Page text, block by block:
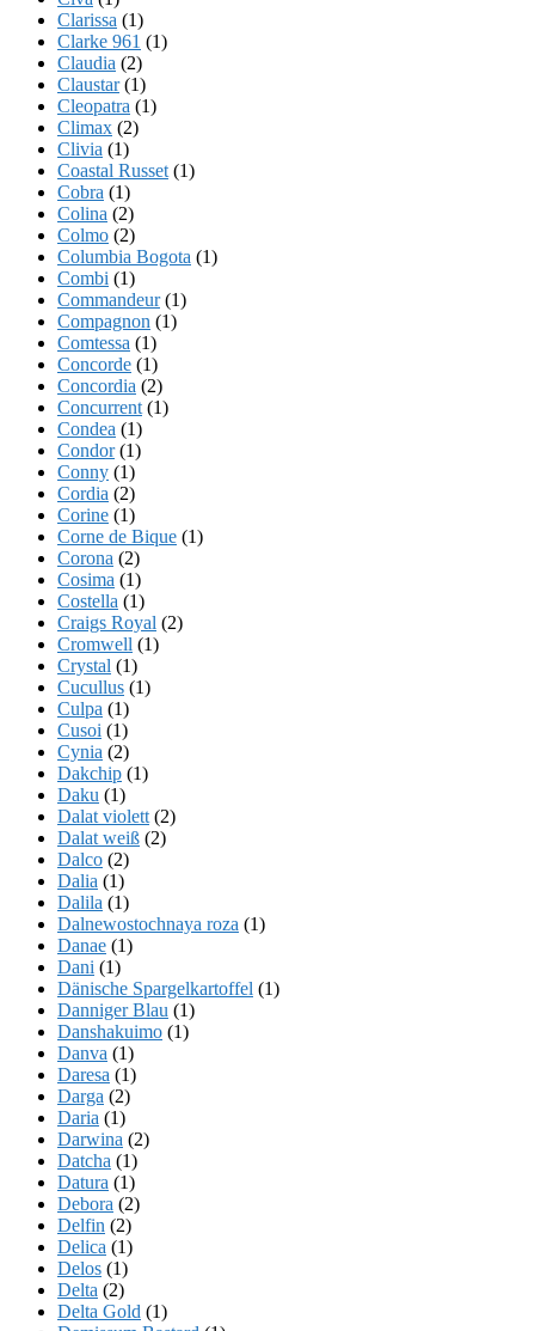
Clarissa (1)
Clarke 961 (1)
Claudia (2)
Claustar(1)
Cleopatra (1)
Climax (2)
Clivia (1)
Coastal Russet (1)
Cobra (1)
Colina (2)
Colmo (2)
Columbia Bogota (1)
Combi (1)
Commandeur(1)
Compagnon (1)
Comtessa (1)
Concorde (1)
Concordia (2)
Concurrent (1)
Condea (1)
Condor(1)
Conny (1)
Cordia (2)
Corine (1)
Corne de Bique (1)
Corona (2)
Cosima (1)
Costella (1)
Craigs Royal (2)
Cromwell (1)
Crystal (1)
Cucullus (1)
Culpa (1)
Cusoi (1)
Cynia (2)
Dakchip (1)
Daku (1)
Dalat violett (2)
Dalat weiß (2)
Dalco (2)
Dalia (1)
Dalila (1)
Dalnewostochnaya roza (1)
Danae (1)
Dani (1)
Dänische Spargelkartoffel (1)
Danniger Blau (1)
Danshakuimo (1)
Danva (1)
Daresa (1)
Darga (2)
Daria (1)
Darwina (2)
Datcha (1)
Datura (1)
Debora (2)
Delfin (2)
Delica (1)
Delos (1)
Delta (2)
Delta Gold (1)